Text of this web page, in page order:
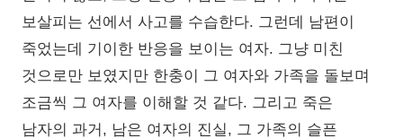
보살피는 선에서 사고를 수습한다. 그런데 남편이
죽었는데 기이한 반응을 보이는 여자. 그냥 미친
것으로만 보였지만 한충이 그 여자와 가족을 돌보며
조금씩 그 여자를 이해할 것 같다. 그리고 죽은
남자의 과거, 남은 여자의 진실, 그 가족의 슬픈